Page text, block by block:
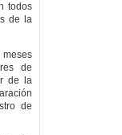
todos
de la
de
de la
de